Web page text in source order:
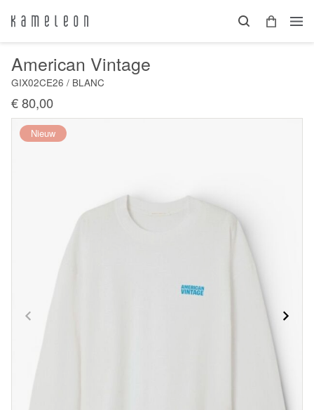
American Vintage
GIX02CE26 / BLANC
€ 80,00
Nieuw